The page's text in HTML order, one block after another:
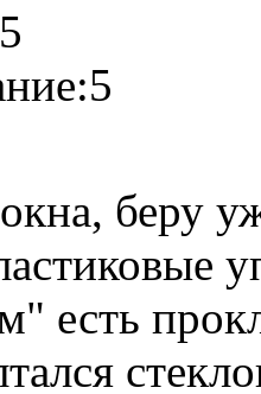
5
5
беру
есть